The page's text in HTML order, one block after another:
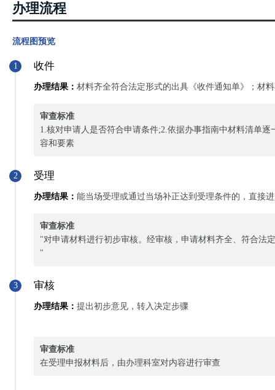
办理流程
流程图预览
1 收件
办理结果： 材料齐全符合法定形式的出具《收件通知单》；材
审查标准
1.核对申请人是否符合申请条件;2.依据办事指南中材料清单
容和要素
2 受理
办理结果： 能当场受理或通过当场补正达到受理条件的，直接
审查标准
"对申请材料进行初步审核。经审核，申请材料齐全、符合法
"
3 审核
办理结果： 提出初步意见，转入决定步骤
审查标准
在受理申报材料后，由办理科室对内容进行审查